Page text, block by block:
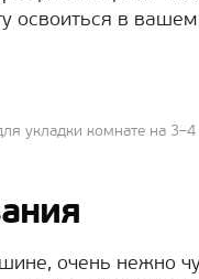
освоиться в
укладки комнате на
очень нежно